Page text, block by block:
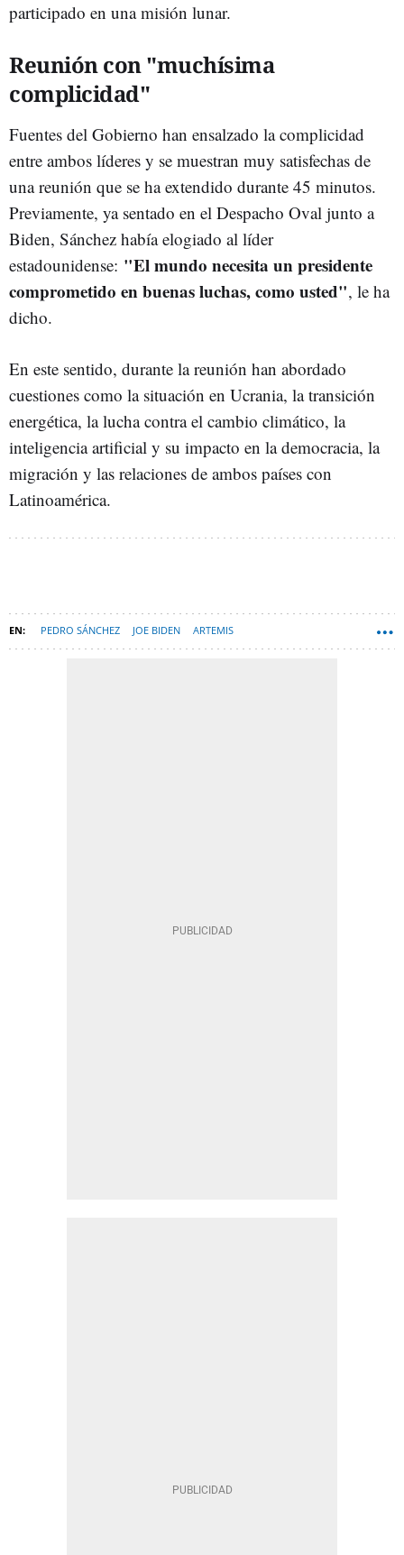
participado en una misión lunar.
Reunión con "muchísima
complicidad"
Fuentes del Gobierno han ensalzado la complicidad
entre ambos líderes y se muestran muy satisfechas de
una reunión que se ha extendido durante 45 minutos.
Previamente, ya sentado en el Despacho Oval junto a
Biden, Sánchez había elogiado al líder
estadounidense: "El mundo necesita un presidente
comprometido en buenas luchas, como usted", le ha
dicho.
En este sentido, durante la reunión han abordado
cuestiones como la situación en Ucrania, la transición
energética, la lucha contra el cambio climático, la
inteligencia artificial y su impacto en la democracia, la
migración y las relaciones de ambos países con
Latinoamérica.
PEDRO SÁNCHEZ JOE BIDEN ARTEMIS